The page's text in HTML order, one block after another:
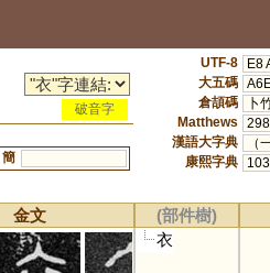
破音字
簡
UTF-8
E8
大五碼
倉頡碼
卜
Matthews
漢語大字典
（
康熙字典
金文
(部件樹)
衣